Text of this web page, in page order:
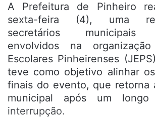
A Prefeitura de Pinheiro
sexta-feira (4), uma
secretários municipais
envolvidos na
Escolares Pinheirenses
teve como objetivo alinhar
finais do evento, que retorna
municipal após um
interrupção.